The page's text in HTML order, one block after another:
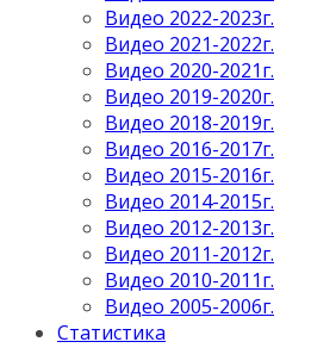
Видео 2022-2023г.
Видео 2021-2022г.
Видео 2020-2021г.
Видео 2019-2020г.
Видео 2018-2019г.
Видео 2016-2017г.
Видео 2015-2016г.
Видео 2014-2015г.
Видео 2012-2013г.
Видео 2011-2012г.
Видео 2010-2011г.
Видео 2005-2006г.
Статистика